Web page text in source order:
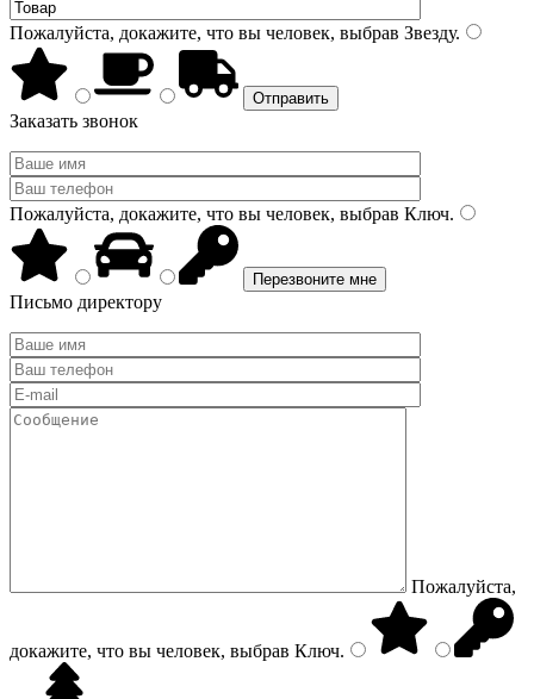
Пожалуйста, докажите, что вы человек, выбрав Звезду.
Заказать звонок
Пожалуйста, докажите, что вы человек, выбрав Ключ.
Письмо директору
Пожалуйста,
докажите, что вы человек, выбрав Ключ.